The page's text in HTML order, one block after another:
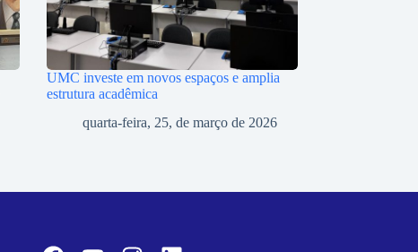
UMC investe em novos espaços e amplia
estrutura acadêmica
quarta-feira, 25, de março de 2026